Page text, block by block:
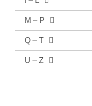
M – P
Q – T
U – Z